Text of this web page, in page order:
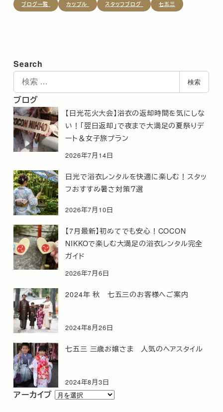
ブログ一覧 カップル スタッフブログ 七五三
Search
索
検索
ブログ
【日光花火大会】浴衣の返却時間を気にしな
い！「翌日返却」で夜まで大満足の夏祭りデ
ート＆女子旅プラン
2026年7月14日
日光で浴衣レンタルを快適に楽しむ！スタッ
フおすすめ暑さ対策７選
2026年7月10日
【7月最新】初めてでも安心！COCON
NIKKOで楽しむ大満足の浴衣レンタル完全
ガイド
2026年7月6日
2024年 秋 七五三のお客様へご案内
2024年8月26日
七五三 三歳お嬢さま 人気のヘアスタイル
2024年8月3日
アーカイブ ア